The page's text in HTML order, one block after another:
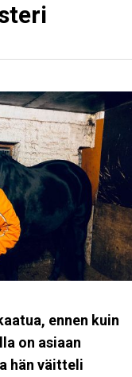
ennen kuin
on asiaan
hän väitteli